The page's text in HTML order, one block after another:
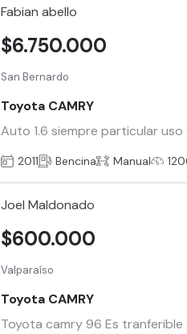
Fabian abello
San Bernardo
Toyota CAMRY
Auto 1.6 siempre particular
$6.750.000
2011 Bencina Manual
Joel Maldonado
Valparaíso
Toyota CAMRY
Toyota camry 96 Es
$600.000